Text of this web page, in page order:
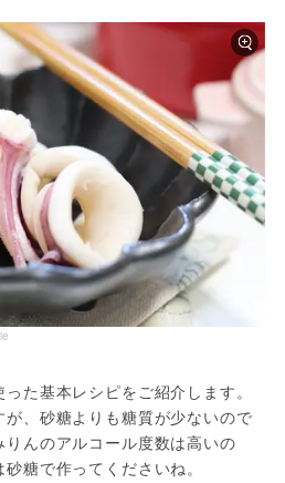
た基本レシピをご紹介します。
、砂糖よりも糖質が少ないので
んのアルコール度数は高いの
糖で作ってくださいね。